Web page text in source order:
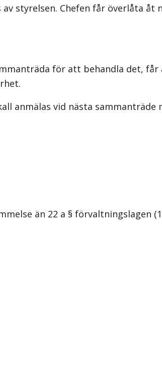
styrelsen. Chefen får överlåta åt
för att behandla det, får
anmälas vid nästa sammanträde
än 22 a § förvaltningslagen